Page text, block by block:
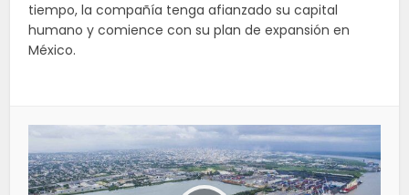
tiempo, la compañía tenga afianzado su capital
humano y comience con su plan de expansión en
México.